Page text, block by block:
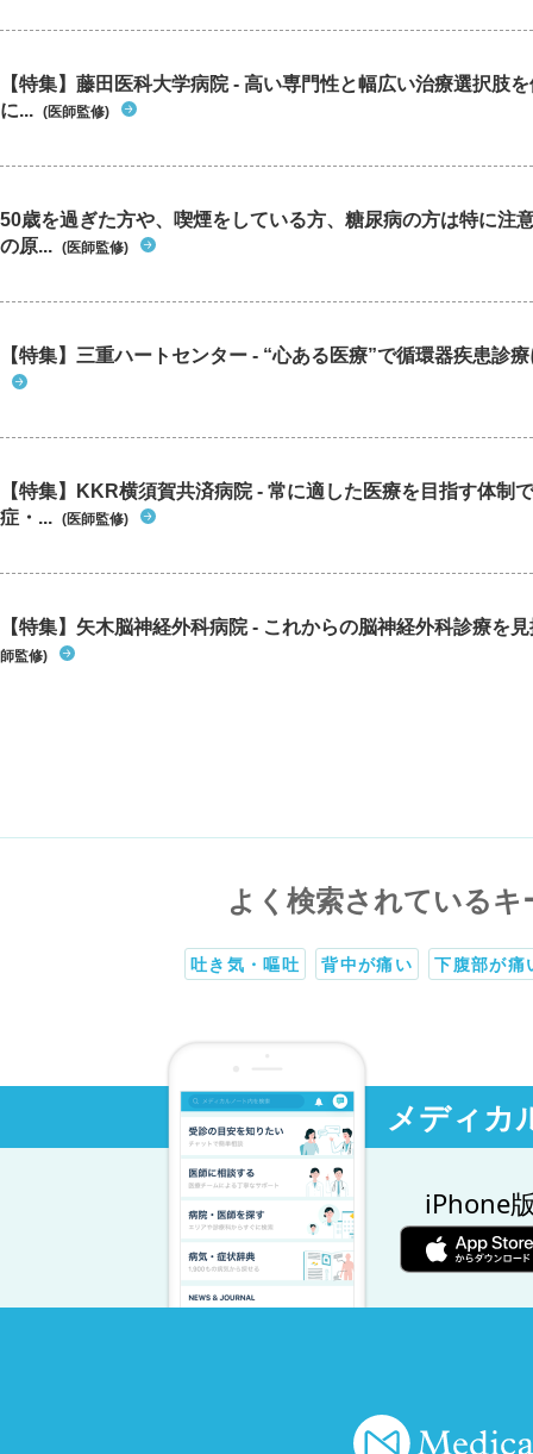
【特集】藤田医科大学病院 - 高い専門性と幅広い治療選択肢
に... (医師監修)
50歳を過ぎた方や、喫煙をしている方、糖尿病の方は特に注
の原... (医師監修)
【特集】三重ハートセンター - “心ある医療”で循環器疾患診
【特集】KKR横須賀共済病院 - 常に適した医療を目指す体制
症・... (医師監修)
【特集】矢木脳神経外科病院 - これからの脳神経外科診療を
師監修)
よく検索されているキ
吐き気・嘔吐 背中が痛い 下腹部が痛
メディカ
iPhone